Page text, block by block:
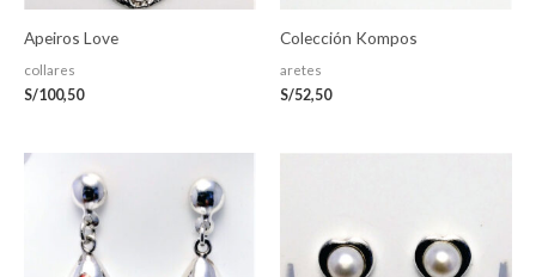
Apeiros Love
collares
S/100,50
Colección Kompos
aretes
S/52,50